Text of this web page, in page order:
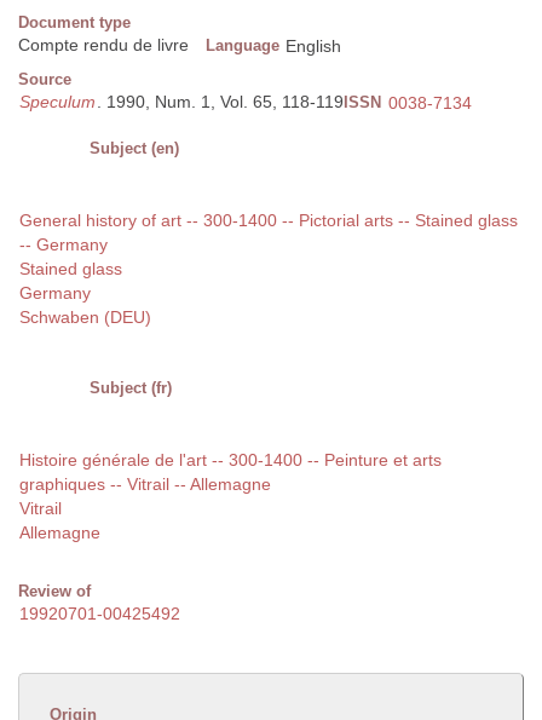
Document type
Compte rendu de livre Language English
Source
Speculum. 1990, Num. 1, Vol. 65, 118-119 ISSN 0038-7134
Subject (en)
General history of art -- 300-1400 -- Pictorial arts -- Stained glass
-- Germany
Stained glass
Germany
Schwaben (DEU)
Subject (fr)
Histoire générale de l'art -- 300-1400 -- Peinture et arts
graphiques -- Vitrail -- Allemagne
Vitrail
Allemagne
Review of
19920701-00425492
Origin